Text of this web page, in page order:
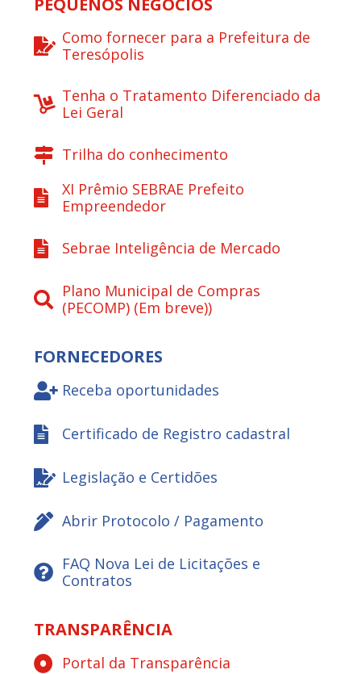
Como fornecer para a Prefeitura de
Teresópolis
Tenha o Tratamento Diferenciado da
Lei Geral
Trilha do conhecimento
XI Prêmio SEBRAE Prefeito
Empreendedor
Sebrae Inteligência de Mercado
Plano Municipal de Compras
(PECOMP) (Em breve))
FORNECEDORES
Receba oportunidades
Certificado de Registro cadastral
Legislação e Certidões
Abrir Protocolo / Pagamento
FAQ Nova Lei de Licitações e
Contratos
TRANSPARÊNCIA
Portal da Transparência